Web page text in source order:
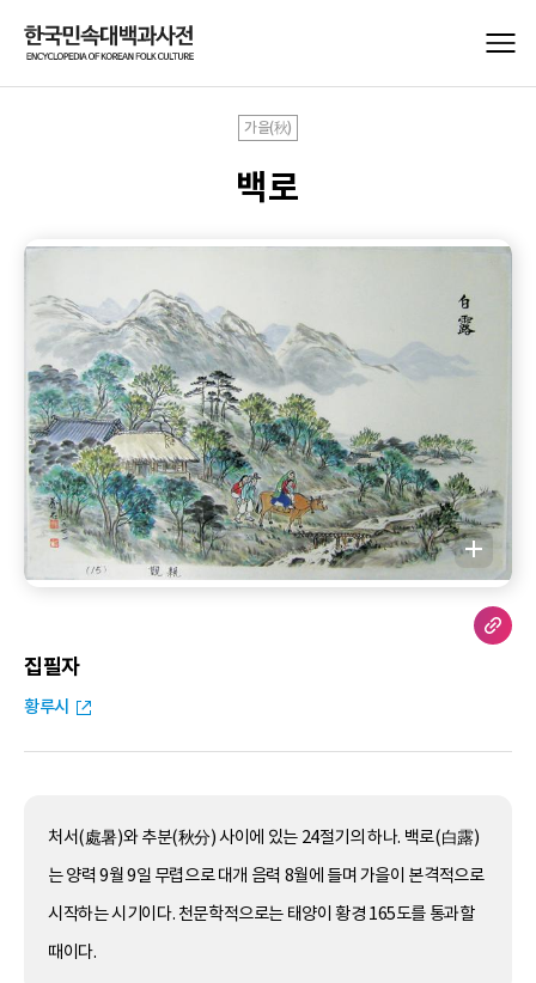
가을(秋)
백로
집필자
황루시
처서(處暑)와 추분(秋分) 사이에 있는 24절기의 하나. 백로(白露)
는 양력 9월 9일 무렵으로 대개 음력 8월에 들며 가을이 본격적으로
시작하는 시기이다. 천문학적으로는 태양이 황경 165도를 통과할
때이다.